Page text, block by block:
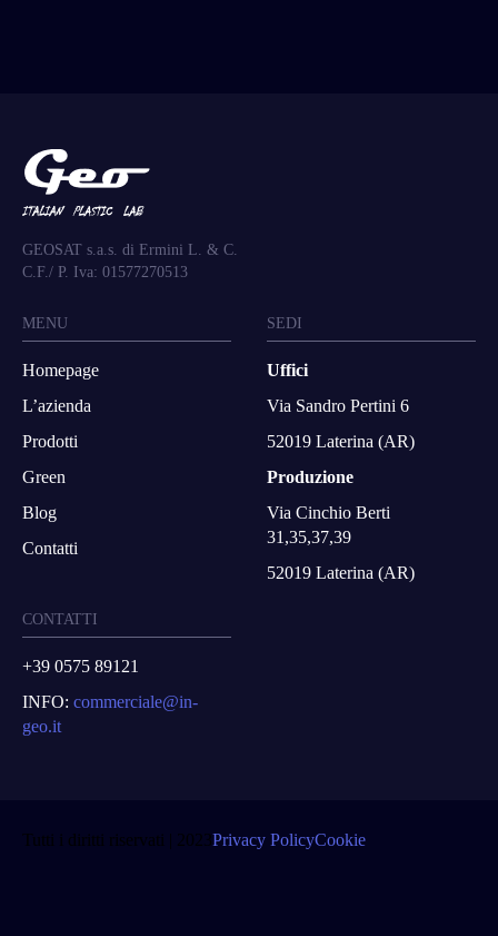
GEOSAT s.a.s. di Ermini L. & C.
C.F./ P. Iva: 01577270513
MENU
Homepage
L’azienda
Prodotti
Green
Blog
Contatti
SEDI
Uffici
Via Sandro Pertini 6
52019 Laterina (AR)
Produzione
Via Cinchio Berti
31,35,37,39
52019 Laterina (AR)
CONTATTI
+39 0575 89121
INFO: commerciale@in-
geo.it
Tutti i diritti riservati | 2023Privacy PolicyCookie